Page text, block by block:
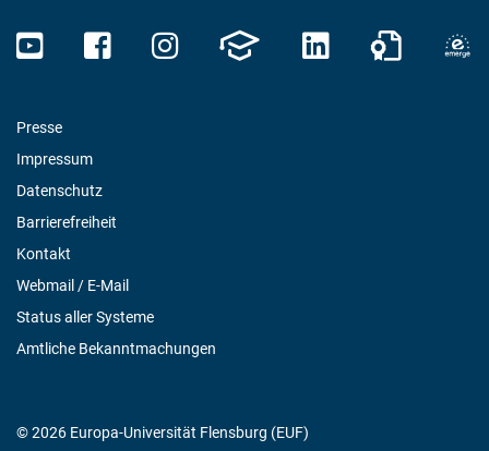
Presse
Impressum
Datenschutz
Barrierefreiheit
Kontakt
Webmail / E-Mail
Status aller Systeme
Amtliche Bekanntmachungen
© 2026 Europa-Universität Flensburg (EUF)